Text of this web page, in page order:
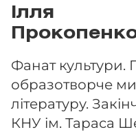
Ілля
Фанат культури.
образотворче
літературу.
КНУ ім. Тараса